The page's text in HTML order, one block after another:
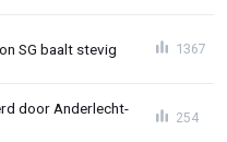
SG baalt stevig 1367
door Anderlecht-
254